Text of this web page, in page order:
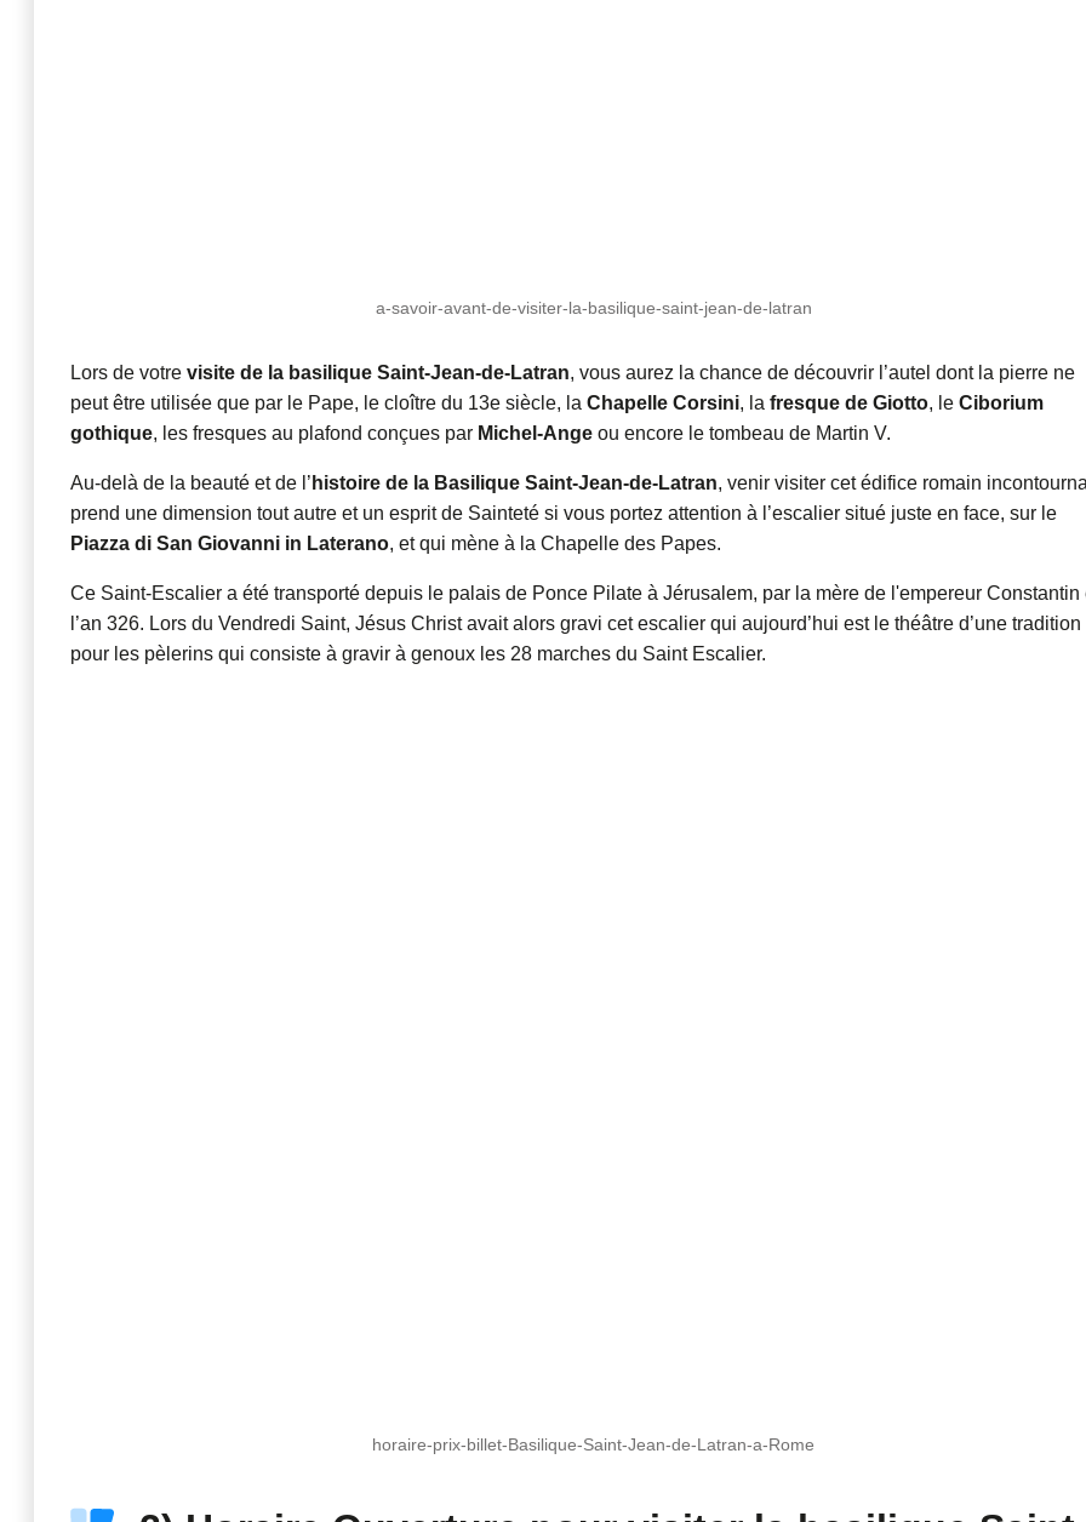
a-savoir-avant-de-visiter-la-basilique-saint-jean-de-latran
Lors de votre visite de la basilique Saint-Jean-de-Latran, vous aurez la chance de découvrir l’autel dont la pierre ne
peut être utilisée que par le Pape, le cloître du 13e siècle, la Chapelle Corsini, la fresque de Giotto, le Ciborium
gothique, les fresques au plafond conçues par Michel-Ange ou encore le tombeau de Martin V.
Au-delà de la beauté et de l’ histoire de la Basilique Saint-Jean-de-Latran, venir visiter cet édifice romain
prend une dimension tout autre et un esprit de Sainteté si vous portez attention à l’escalier situé juste en face, sur le
Piazza di San Giovanni in Laterano, et qui mène à la Chapelle des Papes.
Ce Saint-Escalier a été transporté depuis le palais de Ponce Pilate à Jérusalem, par la mère de l'empereur Constantin
l’an 326. Lors du Vendredi Saint, Jésus Christ avait alors gravi cet escalier qui aujourd’hui est le théâtre d’une tradition
pour les pèlerins qui consiste à gravir à genoux les 28 marches du Saint Escalier.
horaire-prix-billet-Basilique-Saint-Jean-de-Latran-a-Rome